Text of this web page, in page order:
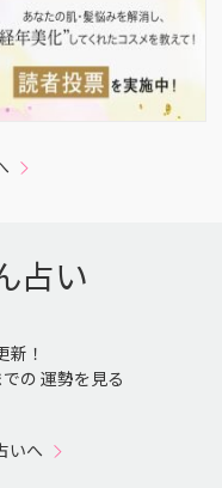
占い
新！
の 運勢を見る
いへ